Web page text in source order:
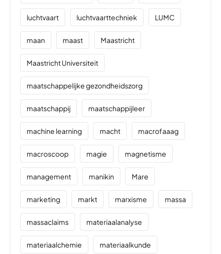
luchtvaart luchtvaarttechniek LUMC
maan maast Maastricht
Maastricht Universiteit
maatschappelijke gezondheidszorg
maatschappij maatschappijleer
machine learning macht macrofaaag
macroscoop magie magnetisme
management manikin Mare
marketing markt marxisme massa
massaclaims materiaalanalyse
materiaalchemie materiaalkunde